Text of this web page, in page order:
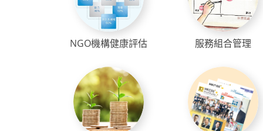
NGO機構健康評估 服務組合管理